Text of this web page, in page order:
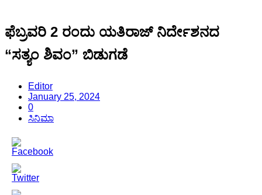
ಫೆಬ್ರವರಿ 2 ರಂದು ಯತಿರಾಜ್ ನಿರ್ದೇಶನದ
“ಸತ್ಯಂ ಶಿವಂ” ಬಿಡುಗಡೆ
Editor
January 25, 2024
0
ಸಿನಿಮಾ